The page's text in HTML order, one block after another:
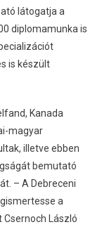
látogatja a
diplomamunka is
is készült
Kanada
magyar
illetve ebben
bemutató
– A Debreceni
a
László